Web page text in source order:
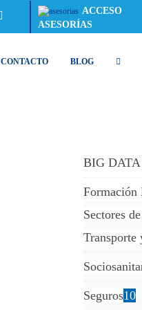
ACCESO
ASESORÍAS
CONTACTO BLOG
BIG DATA
Formación
Sectores
Transporte
Seguros10